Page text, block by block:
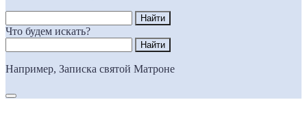
Что будем искать?
Например, Записка святой Матроне